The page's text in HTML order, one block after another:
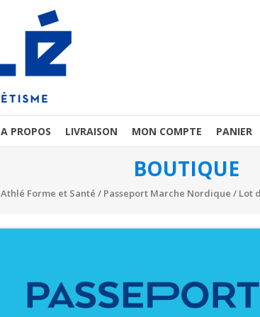
A PROPOS LIVRAISON MON COMPTE PANIER
BOUTIQUE
Athlé Forme et Santé / Passeport Marche Nordique / Lot